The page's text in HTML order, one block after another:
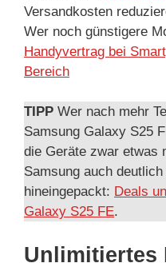
Versandkosten
Wer noch günstigere
Handyvertrag bei
Bereich
TIPP Wer nach mehr
Samsung Galaxy S25
die Geräte zwar etwas
Samsung auch
hineingepackt: Deals
Galaxy S25 FE.
Unlimitiertes